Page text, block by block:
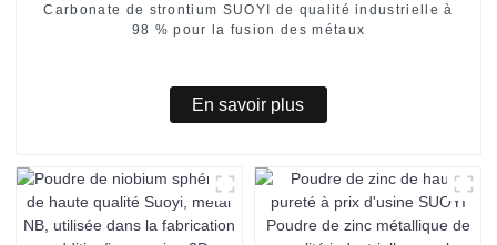
Carbonate de strontium SUOYI de qualité industrielle à
98 % pour la fusion des métaux
En savoir plus